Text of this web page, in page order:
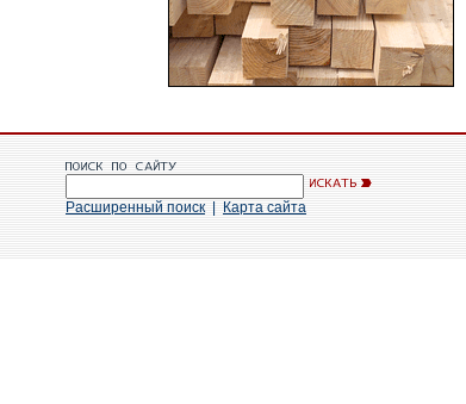
Расширенный поиск Карта сайта